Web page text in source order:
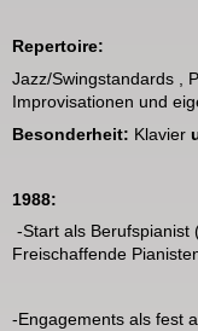
Repertoire:
Jazz/Swingstandards ,
Improvisationen und
Besonderheit: Klavier
1988:
-Start als Berufspianist
Freischaffende
-Engagements als fest